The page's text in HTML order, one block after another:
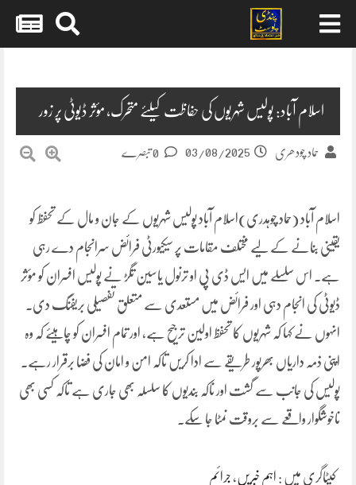
اسلام آباد: پولیس شہریوں کی حفاظت کیلئے متحرک، مؤثر ڈیوٹی پر زور
حماد چودھری 03/08/2025
اسلام آباد (حماد چوہدری)اسلام آباد پولیس شہریوں کے جان و مال کے تحفظ کو
یقینی بنانے کے لیے مختلف مقامات پر سیکیورٹی فرائض سرانجام دے رہی
ہے۔ اس سلسلے میں ایس ڈی پی او ترنول یاسین تگڑ نے پولیس افسران کو مؤثر
ڈیوٹی کی انجام دہی اور فرائض میں مستعدی سے متعلق تفصیلی بریفنگ دی۔
انہوں نے کہا کہ شہریوں کا تحفظ اولین ترجیح ہے، اور تمام افسران کو چاہیئے کہ وہ
اپنی ذمہ داریاں بھرپور طریقے سے ادا کریں تاکہ امن و امان کی فضا برقرار رہے۔
پولیس کی جانب سے گشت اور ناکہ بندیوں کا سلسلہ بھی جاری ہے تاکہ کسی بھی
ناخوشگوار واقعے سے بروقت نمٹا جا سکے۔
کیٹاگری میں : اہم خبریں ، جرائم